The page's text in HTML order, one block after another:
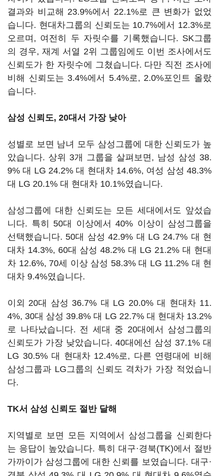
결과와 비교해 23.9%에서 22.1%로 큰 변화가 없었
습니다. 현대차그룹의 신뢰도는 10.7%에서 12.3%로
오르며, 여전히 두 자릿수를 기록했습니다. SK그룹
의 경우, 재계 서열 2위 그룹임에도 이번 조사에서도
신뢰도가 한 자릿수에 그쳤습니다. 다만 직전 조사에
비해 신뢰도는 3.4%에서 5.4%로, 2.0%포인트 올랐
습니다.
삼성 신뢰도, 20대서 가장 낮아
성별로 보면 남녀 모두 삼성그룹에 대한 신뢰도가 높
았습니다. 상위 3개 그룹을 살펴보면, 남성 삼성 38.
9% 대 LG 24.2% 대 현대차 14.6%, 여성 삼성 48.3%
대 LG 20.1% 대 현대차 10.1%였습니다.
삼성그룹에 대한 신뢰도는 모든 세대에서도 앞섰습
니다. 특히 50대 이상에서 40% 이상이 삼성그룹을
선택했습니다. 50대 삼성 42.9% 대 LG 24.7% 대 현
대차 14.3%, 60대 삼성 48.2% 대 LG 21.2% 대 현대
차 12.6%, 70세 이상 삼성 58.3% 대 LG 11.2% 대 현
대차 9.4%였습니다.
이외 20대 삼성 36.7% 대 LG 20.0% 대 현대차 11.
4%, 30대 삼성 39.8% 대 LG 22.7% 대 현대차 13.2%
로 나타났습니다. 전 세대 중 20대에서 삼성그룹의
신뢰도가 가장 낮았습니다. 40대에선 삼성 37.1% 대
LG 30.5% 대 현대차 12.4%로, 다른 연령대에 비해
삼성그룹과 LG그룹의 신뢰도 격차가 가장 적었습니
다.
TK서 삼성 신뢰도 절반 달해
지역별로 보면 모든 지역에서 삼성그룹을 신뢰한다
는 응답이 높았습니다. 특히 대구·경북(TK)에서 절반
가까이가 삼성그룹에 대한 신뢰를 보였습니다. 대구·